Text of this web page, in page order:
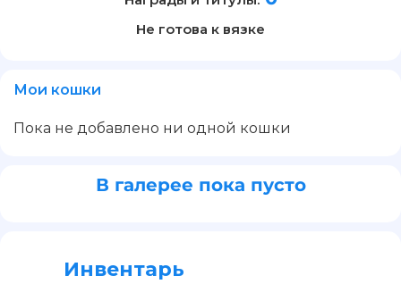
Не готова к вязке
Мои кошки
Пока не добавлено ни одной кошки
В галерее пока пусто
Инвентарь